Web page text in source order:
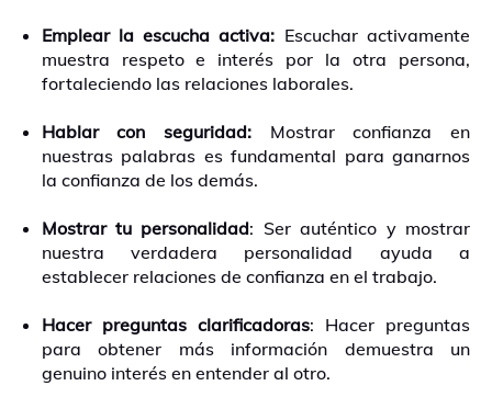
Emplear la escucha activa: Escuchar activamente
muestra respeto e interés por la otra persona,
fortaleciendo las relaciones laborales.
Hablar con seguridad:Mostrar confianza en
nuestras palabras es fundamental para ganarnos
la confianza de los demás.
Mostrar tu personalidad: Ser auténtico y mostrar
nuestra verdadera personalidad ayuda a
establecer relaciones de confianza en el trabajo.
Hacer preguntas clarificadoras: Hacer preguntas
para obtener más información demuestra un
genuino interés en entender al otro.